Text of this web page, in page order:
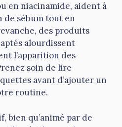
en niacinamide, aident à
sébum tout en
des produits
alourdissent
l’apparition des
soin de lire
avant d’ajouter un
routine.
bien qu’animé par de